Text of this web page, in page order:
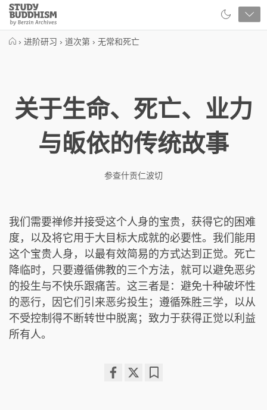
Close
Study
Buddhism
› 进阶研习 › 道次第 › 无常和死亡
关于生命、死亡、业力
与皈依的传统故事
参查什贡仁波切
我们需要禅修并接受这个人身的宝贵，获得它的困难
度，以及将它用于大目标大成就的必要性。我们能用
这个宝贵人身，以最有效简易的方式达到正觉。死亡
降临时，只要遵循佛教的三个方法，就可以避免恶劣
的投生与不快乐跟痛苦。这三者是：避免十种破坏性
的恶行，因它们引来恶劣投生；遵循殊胜三学，以从
不受控制得不断转世中脱离；致力于获得正觉以利益
所有人。